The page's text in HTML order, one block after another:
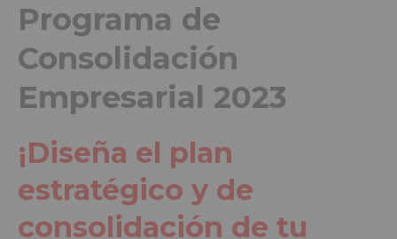
Programa de
Consolidación
Empresarial 2023
¡Diseña el plan
estratégico y de
consolidación de tu